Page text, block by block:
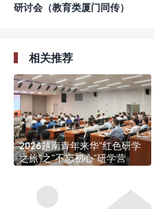
研讨会（教育类厦门同传）
相关推荐
2026越南青年来华”红色研学
之旅”之”不忘初心”研学营